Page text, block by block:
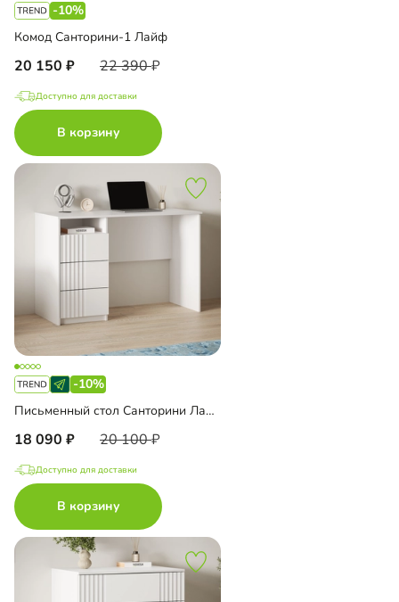
-10%
Комод Санторини-1 Лайф
20 150 22 390
Доступно для доставки
В корзину
-10%
Письменный стол Санторини Лайф
18 090 20 100
Доступно для доставки
В корзину